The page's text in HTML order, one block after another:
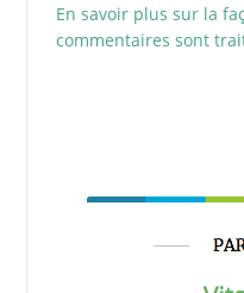
En savoir plus sur la
commentaires sont